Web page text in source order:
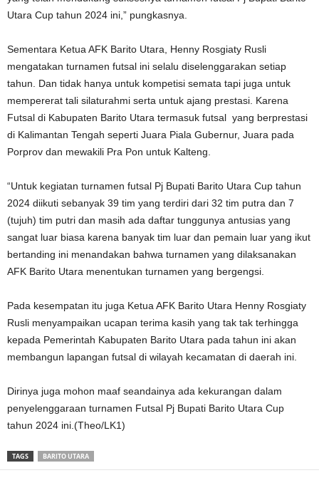
Utara Cup tahun 2024 ini,” pungkasnya.
Sementara Ketua AFK Barito Utara, Henny Rosgiaty Rusli
mengatakan turnamen futsal ini selalu diselenggarakan setiap
tahun. Dan tidak hanya untuk kompetisi semata tapi juga untuk
mempererat tali silaturahmi serta untuk ajang prestasi. Karena
Futsal di Kabupaten Barito Utara termasuk futsal yang berprestasi
di Kalimantan Tengah seperti Juara Piala Gubernur, Juara pada
Porprov dan mewakili Pra Pon untuk Kalteng.
“Untuk kegiatan turnamen futsal Pj Bupati Barito Utara Cup tahun
2024 diikuti sebanyak 39 tim yang terdiri dari 32 tim putra dan 7
(tujuh) tim putri dan masih ada daftar tunggunya antusias yang
sangat luar biasa karena banyak tim luar dan pemain luar yang ikut
bertanding ini menandakan bahwa turnamen yang dilaksanakan
AFK Barito Utara menentukan turnamen yang bergengsi.
Pada kesempatan itu juga Ketua AFK Barito Utara Henny Rosgiaty
Rusli menyampaikan ucapan terima kasih yang tak tak terhingga
kepada Pemerintah Kabupaten Barito Utara pada tahun ini akan
membangun lapangan futsal di wilayah kecamatan di daerah ini.
Dirinya juga mohon maaf seandainya ada kekurangan dalam
penyelenggaraan turnamen Futsal Pj Bupati Barito Utara Cup
tahun 2024 ini.(Theo/LK1)
TAGS BARITO UTARA